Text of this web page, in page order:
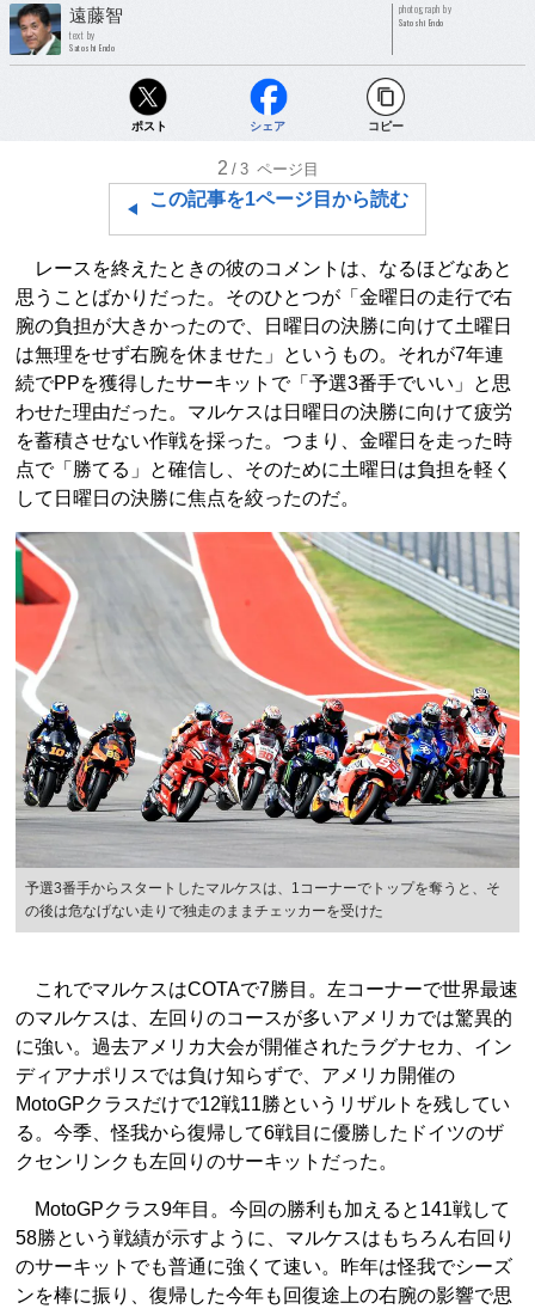
遠藤智
text by
Satoshi Endo
photograph by
Satoshi Endo
ポスト シェア コピー
2 /3 ページ目
この記事を1ページ目から読む
レースを終えたときの彼のコメントは、なるほどなあと
思うことばかりだった。そのひとつが「金曜日の走行で右
腕の負担が大きかったので、日曜日の決勝に向けて土曜日
は無理をせず右腕を休ませた」というもの。それが7年連
続でPPを獲得したサーキットで「予選3番手でいい」と思
わせた理由だった。マルケスは日曜日の決勝に向けて疲労
を蓄積させない作戦を採った。つまり、金曜日を走った時
点で「勝てる」と確信し、そのために土曜日は負担を軽く
して日曜日の決勝に焦点を絞ったのだ。
予選3番手からスタートしたマルケスは、1コーナーでトップを奪うと、そ
の後は危なげない走りで独走のままチェッカーを受けた
これでマルケスはCOTAで7勝目。左コーナーで世界最速
のマルケスは、左回りのコースが多いアメリカでは驚異的
に強い。過去アメリカ大会が開催されたラグナセカ、イン
ディアナポリスでは負け知らずで、アメリカ開催の
MotoGPクラスだけで12戦11勝というリザルトを残してい
る。今季、怪我から復帰して6戦目に優勝したドイツのザ
クセンリンクも左回りのサーキットだった。
MotoGPクラス9年目。今回の勝利も加えると141戦して
58勝という戦績が示すように、マルケスはもちろん右回り
のサーキットでも普通に強くて速い。昨年は怪我でシーズ
ンを棒に振り、復帰した今年も回復途上の右腕の影響で思